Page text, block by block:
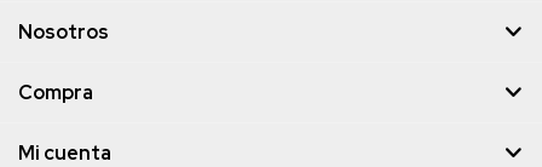
Nosotros
Compra
Mi cuenta